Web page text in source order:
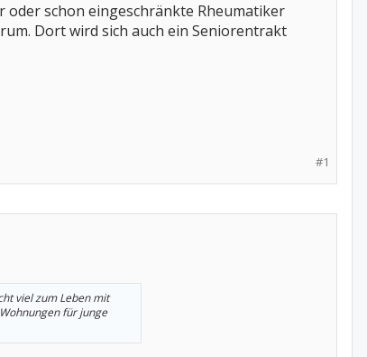
oder schon eingeschränkte Rheumatiker
Dort wird sich auch ein Seniorentrakt
#1
viel zum Leben mit
für junge